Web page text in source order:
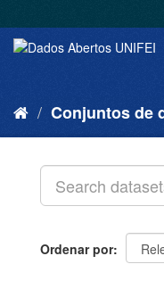
Conjuntos de
Ordenar por